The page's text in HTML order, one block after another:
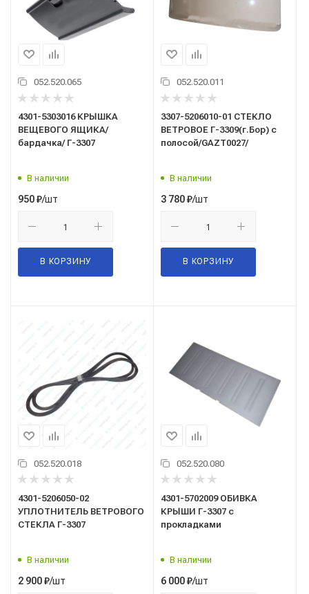
052.520.065
4301-5303016 КРЫШКА
ВЕЩЕВОГО ЯЩИКА/
бардачка/ Г-3307
В наличии
950₽/шт
В КОРЗИНУ
052.520.011
3307-5206010-01 СТЕКЛО
ВЕТРОВОЕ Г-3309(г.Бор) с
полосой/GAZT0027/
В наличии
3 780₽/шт
В КОРЗИНУ
052.520.018
4301-5206050-02
УПЛОТНИТЕЛЬ ВЕТРОВОГО
СТЕКЛА Г-3307
В наличии
2 900₽/шт
052.520.080
4301-5702009 ОБИВКА
КРЫШИ Г-3307 с
прокладками
В наличии
6 000₽/шт